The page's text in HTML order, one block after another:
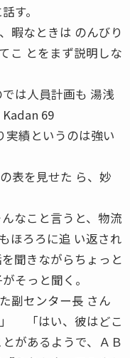
す。
暇なときは のんびり
こ とをまず説明しな
は人員計画も 湯浅
Kadan 69
績というのは強い
表を見せた ら、妙
なこと言うと、物流
ほろろに追 い返され
聞きながらちょっと
そっと聞く。
副センター長 さん
」 「はい、彼はどこ
があるようで、ＡＢ